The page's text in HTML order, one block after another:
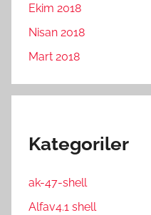
Ekim 2018
Nisan 2018
Mart 2018
Kategoriler
ak-47-shell
Alfav4.1 shell